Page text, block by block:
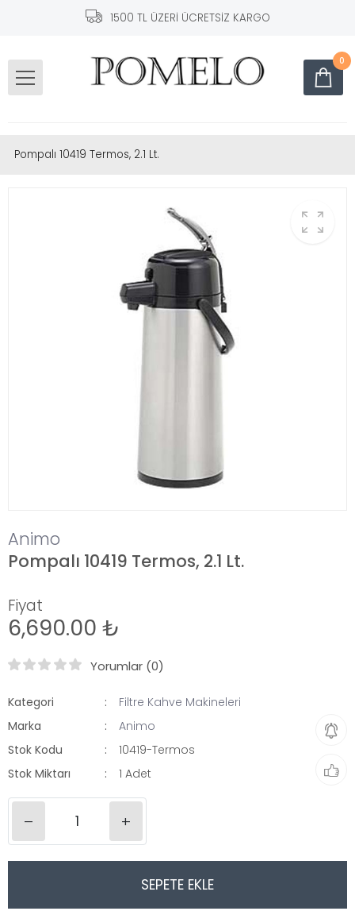
1500 TL ÜZERİ ÜCRETSİZ KARGO
0
Pompalı 10419 Termos, 2.1 Lt.
Animo
Pompalı 10419 Termos, 2.1 Lt.
Fiyat
6,690.00 ₺
Yorumlar (0)
Kategori
Filtre Kahve Makineleri
Marka
Animo
Stok Kodu
10419-Termos
Stok Miktarı
1 Adet
– +
SEPETE EKLE